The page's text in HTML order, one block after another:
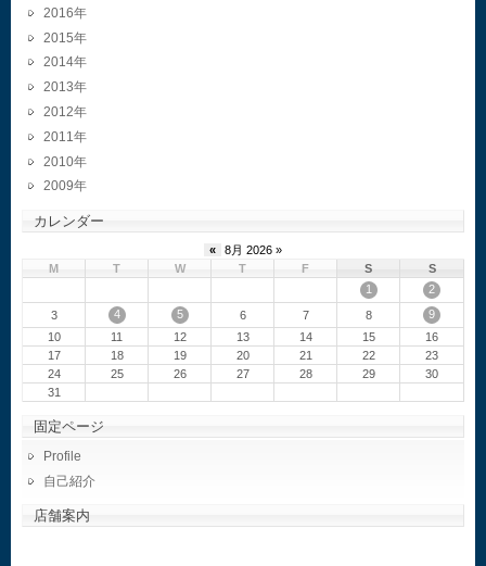
2016
2015
2014
2013
2012
2011
2010
2009
カレンダー
«
8月 2026 »
M
T W T F S
S
1
2
3
4 5 6 7 8
9
10
11 12 13 14 15
16
17
18 19 20 21 22
23
24
25 26 27 28 29
30
31
固定ページ
Profile
自己紹介
店舗案内